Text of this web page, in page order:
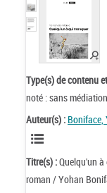
Type(s) de contenu
noté : sans médiation
Auteur(s) : Boniface,
Titre(s) :Quelqu'un à
roman / Yohan